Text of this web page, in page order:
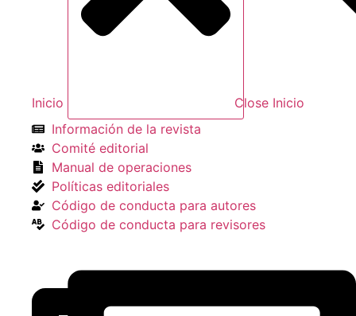
Inicio
Close Inicio
Información de la revista
Comité editorial
Manual de operaciones
Políticas editoriales
Código de conducta para autores
Código de conducta para revisores